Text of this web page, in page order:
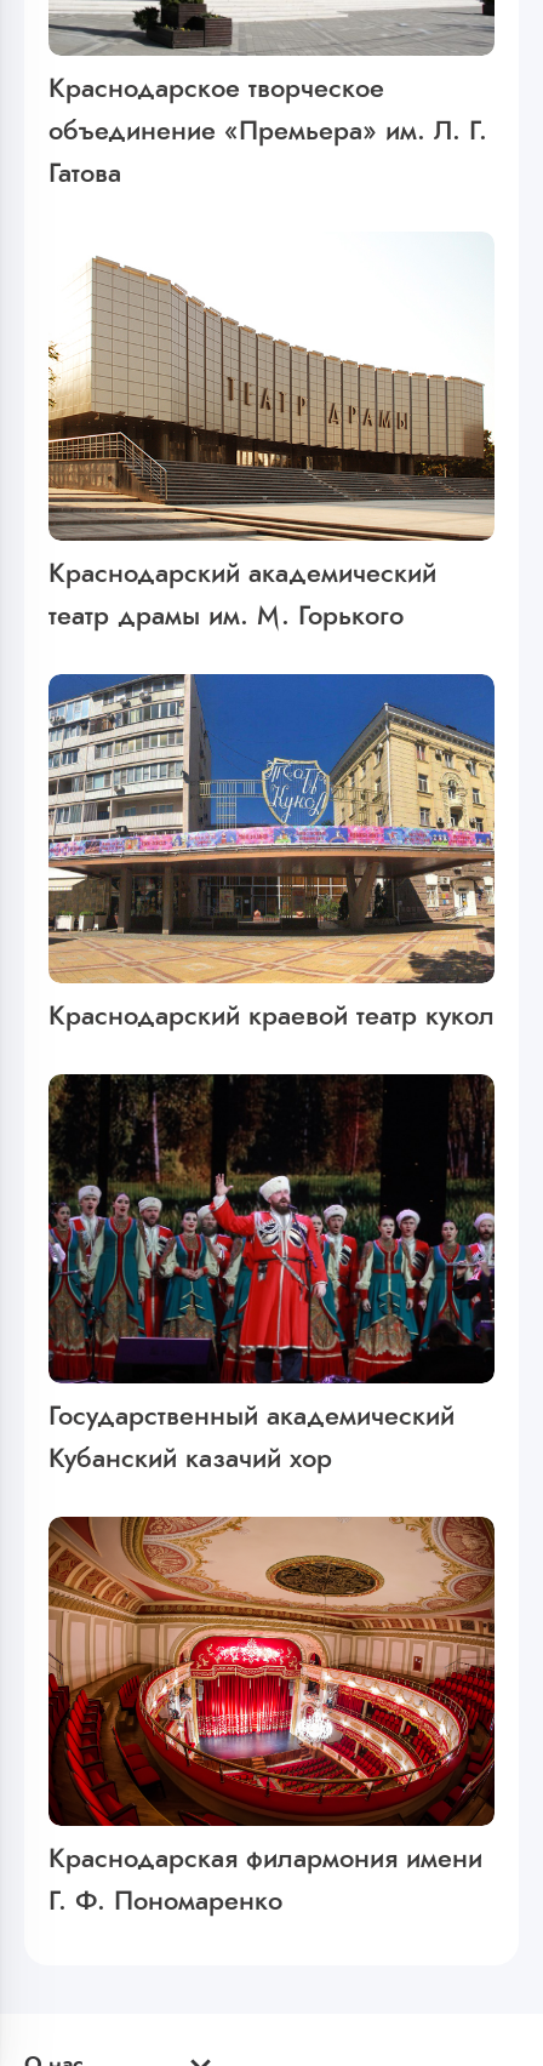
Краснодарское творческое
объединение «Премьера» им. Л. Г.
Гатова
Краснодарский академический
театр драмы им. М. Горького
Краснодарский краевой театр кукол
Государственный академический
Кубанский казачий хор
Краснодарская филармония имени
Г. Ф. Пономаренко